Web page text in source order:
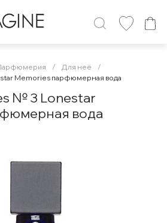
/ Для неё
/
Memories парфюмерная вода
№ 3 Lonestar
вода